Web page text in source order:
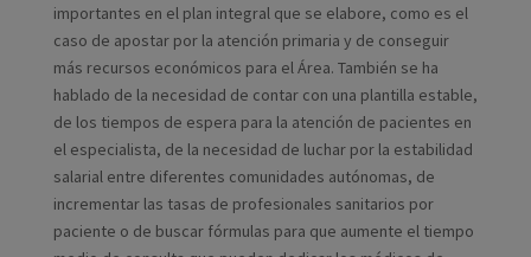
importantes en el plan integral que se elabore, como es el
caso de apostar por la atención primaria y de conseguir
más recursos económicos para el Área. También se ha
hablado de la necesidad de contar con una plantilla estable,
de los tiempos de espera para la atención de pacientes en
el especialista, de la necesidad de luchar por la estabilidad
salarial entre diferentes comunidades autónomas, de
incrementar las tasas de profesionales sanitarios por
paciente o de buscar fórmulas para que aumente el tiempo